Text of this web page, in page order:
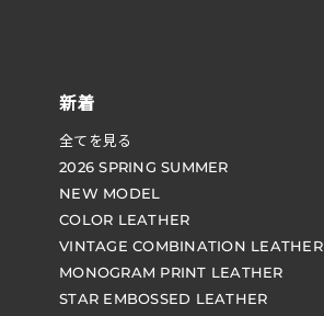
新着
全てを見る
2026 SPRING SUMMER
NEW MODEL
COLOR LEATHER
VINTAGE COMBINATION LEATHER
MONOGRAM PRINT LEATHER
STAR EMBOSSED LEATHER